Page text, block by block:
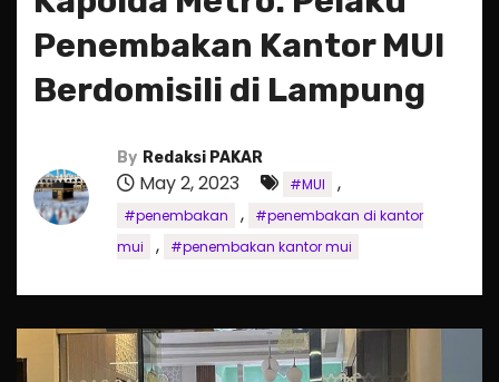
Penembakan Kantor MUI
Berdomisili di Lampung
By Redaksi PAKAR
May 2, 2023 #MUI ,
#penembakan ,
#penembakan di kantor
mui
, #penembakan kantor mui